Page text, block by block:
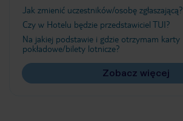
Jak zmienić uczestników/osobę zgłaszającą?
Czy w Hotelu będzie przedstawiciel TUI?
Na jakiej podstawie i gdzie otrzymam karty
pokładowe/bilety lotnicze?
Zobacz więcej